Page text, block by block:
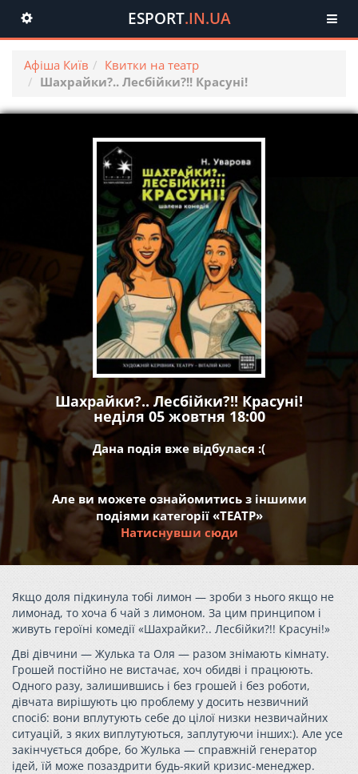
Toggle
navigation
ESPORT.IN.UA
Афіша Київ
Квитки на театр
Шахрайки?.. Лесбійки?!! Красуні!
Шахрайки?.. Лесбійки?!! Красуні!
неділя 05 жовтня 18:00
Дана подія вже відбулася :(
Але ви можете ознайомитись з іншими
подіями категорії «ТЕАТР»
Натиснувши сюди
Якщо доля підкинула тобі лимон — зроби з нього якщо не
лимонад, то хоча б чай з лимоном. За цим принципом і
живуть героїні комедії «Шахрайки?.. Лесбійки?!! Красуні!»
Дві дівчини — Жулька та Оля — разом знімають кімнату.
Грошей постійно не вистачає, хоч обидві і працюють.
Одного разу, залишившись і без грошей і без роботи,
дівчата вирішують цю проблему у досить незвичний
спосіб: вони вплутують себе до цілоï низки незвичайних
ситуацій, з яких виплутуються, заплутуючи інших:). Але усе
закінчується добре, бо Жулька — справжній генератор
ідей, ïй може позаздрити будь-який кризис-менеджер.